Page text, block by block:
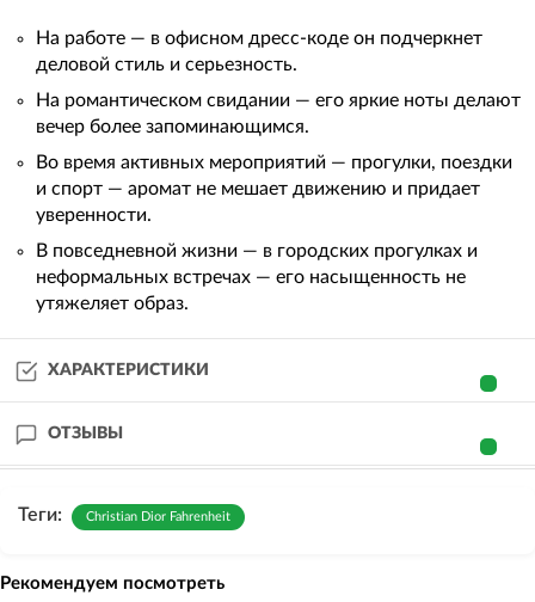
На работе — в офисном дресс-коде он подчеркнет
деловой стиль и серьезность.
На романтическом свидании — его яркие ноты делают
вечер более запоминающимся.
Во время активных мероприятий — прогулки, поездки
и спорт — аромат не мешает движению и придает
уверенности.
В повседневной жизни — в городских прогулках и
неформальных встречах — его насыщенность не
утяжеляет образ.
ХАРАКТЕРИСТИКИ
ОТЗЫВЫ
Теги: Christian Dior Fahrenheit
Рекомендуем посмотреть